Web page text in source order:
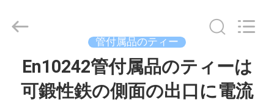
Shengtian
Pipe
Reserved.
Developed
管付属品のティー
En10242管付属品のティーは
可鍛性鉄の側面の出口に電流